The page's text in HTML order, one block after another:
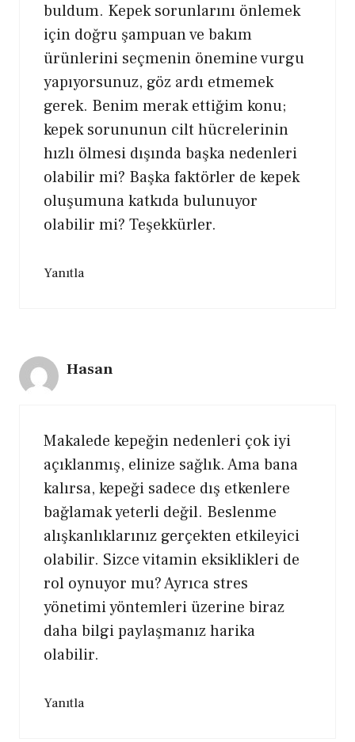
buldum. Kepek sorunlarını önlemek
için doğru şampuan ve bakım
ürünlerini seçmenin önemine vurgu
yapıyorsunuz, göz ardı etmemek
gerek. Benim merak ettiğim konu;
kepek sorununun cilt hücrelerinin
hızlı ölmesi dışında başka nedenleri
olabilir mi? Başka faktörler de kepek
oluşumuna katkıda bulunuyor
olabilir mi? Teşekkürler.
Yanıtla
Hasan
Makalede kepeğin nedenleri çok iyi
açıklanmış, elinize sağlık. Ama bana
kalırsa, kepeği sadece dış etkenlere
bağlamak yeterli değil. Beslenme
alışkanlıklarınız gerçekten etkileyici
olabilir. Sizce vitamin eksiklikleri de
rol oynuyor mu? Ayrıca stres
yönetimi yöntemleri üzerine biraz
daha bilgi paylaşmanız harika
olabilir.
Yanıtla